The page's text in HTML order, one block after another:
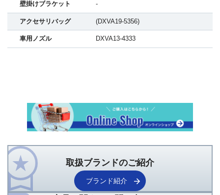
壁掛けブラケット -
アクセサリバッグ (DXVA19-5356)
車用ノズル DXVA13-4333
取扱ブランドのご紹介
ブランド紹介